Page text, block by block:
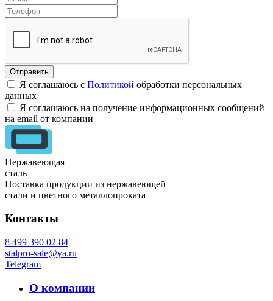
Я соглашаюсь с Политикой обработки персональных
данных
Я соглашаюсь на получение информационных сообщений
на email от компании
Нержавеющая
сталь
Поставка продукции из нержавеющей
стали и цветного металлопроката
Контакты
8 499 390 02 84
stalpro-sale@ya.ru
Telegram
О компании